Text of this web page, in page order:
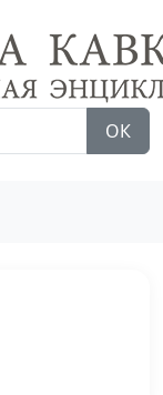
ОК